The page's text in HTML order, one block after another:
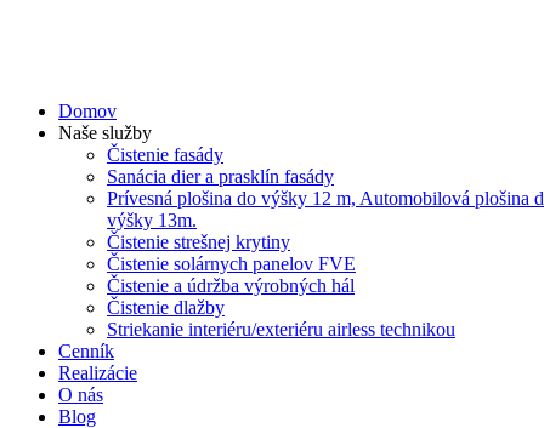
Domov
Naše služby
Čistenie fasády
Sanácia dier a prasklín fasády
Prívesná plošina do výšky 12 m, Automobilová plošina
výšky 13m.
Čistenie strešnej krytiny
Čistenie solárnych panelov FVE
Čistenie a údržba výrobných hál
Čistenie dlažby
Striekanie interiéru/exteriéru airless technikou
Cenník
Realizácie
O nás
Blog